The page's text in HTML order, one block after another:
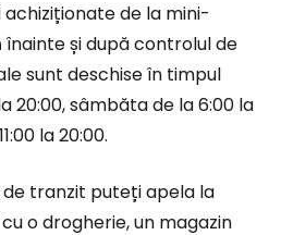
de la mini-
înainte și după controlul de
sunt deschise în timpul
20:00, sâmbăta de la 6:00 la
la 20:00.
de tranzit puteți apela la
o drogherie, un magazin